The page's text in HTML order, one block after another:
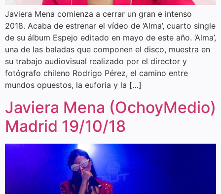
Javiera Mena comienza a cerrar un gran e intenso
2018. Acaba de estrenar el vídeo de ‘Alma’, cuarto single
de su álbum Espejo editado en mayo de este año. ‘Alma’,
una de las baladas que componen el disco, muestra en
su trabajo audiovisual realizado por el director y
fotógrafo chileno Rodrigo Pérez, el camino entre
mundos opuestos, la euforia y la […]
Javiera Mena (OchoyMedio)
Madrid 19/10/18